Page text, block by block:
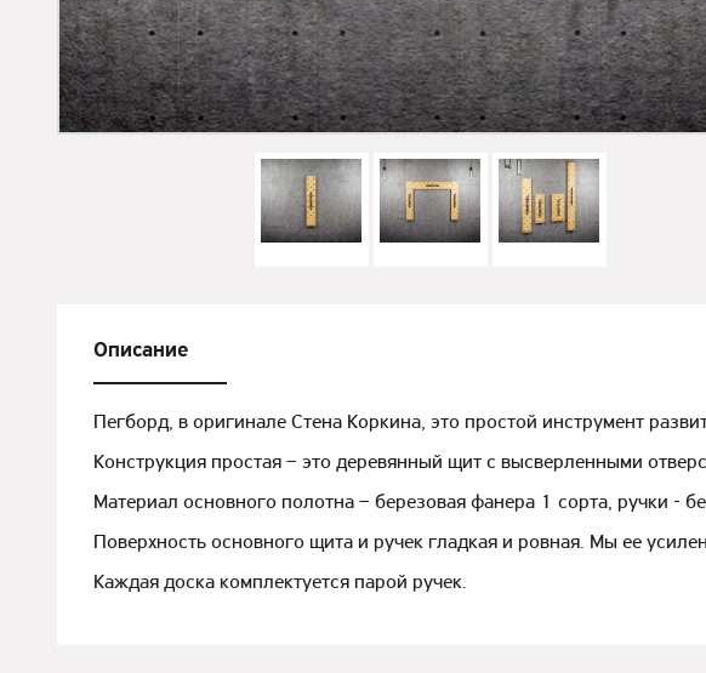
Описание
Пегборд, в оригинале Стена Коркина, это простой инструмент
Конструкция простая – это деревянный щит с высверленными
Материал основного полотна – березовая фанера 1 сорта, ручки -
Поверхность основного щита и ручек гладкая и ровная. Мы ее
Каждая доска комплектуется парой ручек.